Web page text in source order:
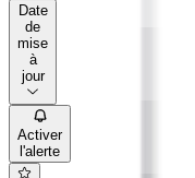
Date
de
mise
à
jour
Activer
l'alerte